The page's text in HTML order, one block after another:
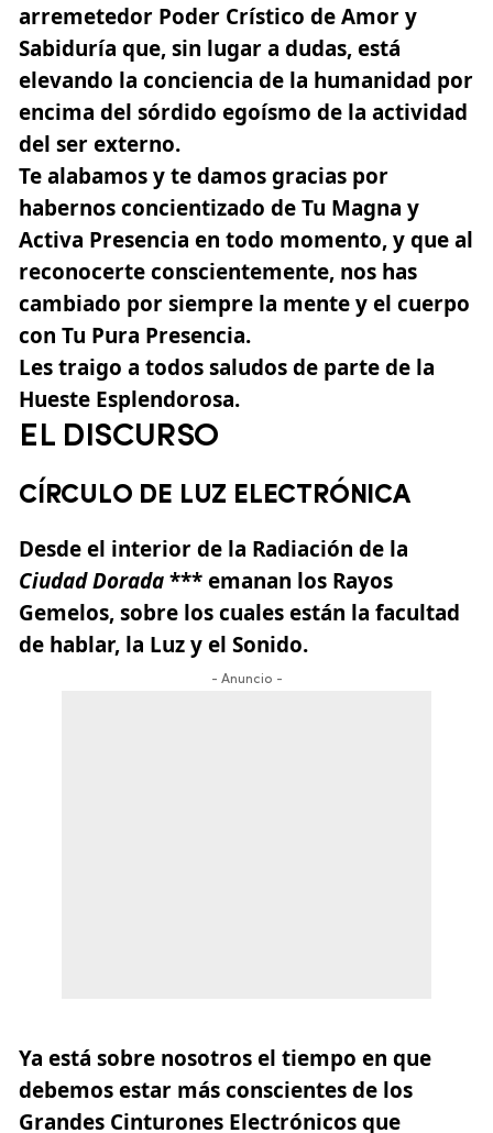
arremetedor Poder Crístico de Amor y
Sabiduría que, sin lugar a dudas, está
elevando la conciencia de la humanidad por
encima del sórdido egoísmo de la actividad
del ser externo.
Te alabamos y te damos gracias por
habernos concientizado de Tu Magna y
Activa Presencia en todo momento, y que al
reconocerte conscientemente, nos has
cambiado por siempre la mente y el cuerpo
con Tu Pura Presencia.
Les traigo a todos saludos de parte de la
Hueste Esplendorosa.
EL DISCURSO
CÍRCULO DE LUZ ELECTRÓNICA
Desde el interior de la Radiación de la
Ciudad Dorada*** emanan los Rayos
Gemelos,sobre los cuales están la facultad
de hablar, la Luz y el Sonido.
- Anuncio -
Ya está sobre nosotros el tiempo en que
debemos estar más conscientes de los
Grandes Cinturones Electrónicos que